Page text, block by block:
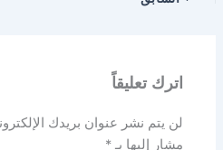
اترك تعليقاً
لن يتم نشر عنوان بريدك
مشار إليها بـ*